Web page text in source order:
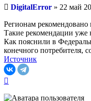
Непрочитанное
сообщение
DigitalError » 22 май
Регионам рекомендовано
Такие рекомендации уже
Как пояснили в
конечного потребителя,
Источник
началу